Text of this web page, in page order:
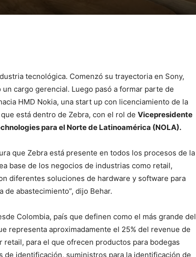
tecnológica. Comenzó su trayectoria en Sony,
cargo gerencial. Luego pasó a formar parte de
HMD Nokia, una start up con licenciamiento de la
está dentro de Zebra, con el rol de Vicepresidente
para el Norte de Latinoamérica (NOLA).
que Zebra está presente en todos los procesos de la
base de los negocios de industrias como retail,
diferentes soluciones de hardware y software para
abastecimiento”, dijo Behar.
Colombia, país que definen como el más grande del
representa aproximadamente el 25% del revenue de
para el que ofrecen productos para bodegas
identificación, suministros para la identificación de